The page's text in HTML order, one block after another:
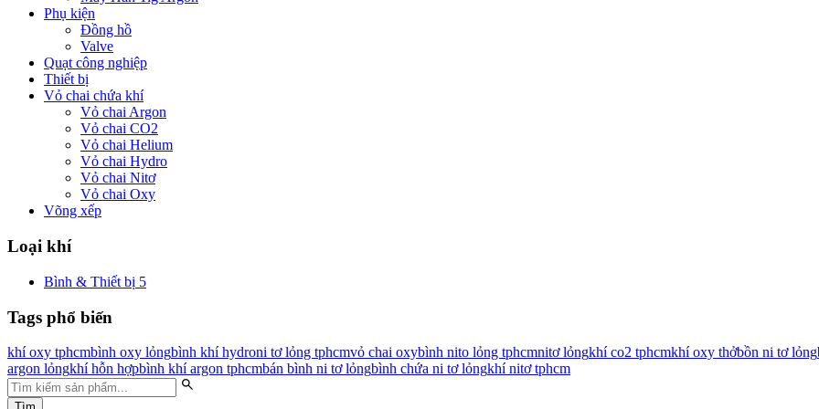
Phụ kiện
Đồng hồ
Valve
Quạt công nghiệp
Thiết bị
Vỏ chai chứa khí
Vỏ chai Argon
Vỏ chai CO2
Vỏ chai Helium
Vỏ chai Hydro
Vỏ chai Nitơ
Vỏ chai Oxy
Võng xếp
Loại khí
Bình & Thiết bị 5
Tags phổ biến
khí oxy tphcmbình oxy lỏngbình khí hydroni tơ lỏng tphcmvỏ chai oxybình nito lỏng tphcmnitơ lỏngkhí co2 tphcmkhí oxy thởbồn ni tơ lỏng
argon lỏngkhí hỗn hợpbình khí argon tphcmbán bình ni tơ lỏngbình chứa ni tơ lỏngkhí nitơ tphcm